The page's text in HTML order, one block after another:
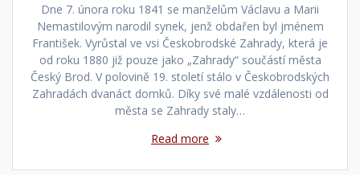
Dne 7. února roku 1841 se manželům Václavu a Marii
Nemastilovým narodil synek, jenž obdařen byl jménem
František. Vyrůstal ve vsi Českobrodské Zahrady, která je
od roku 1880 již pouze jako „Zahrady“ součástí města
Český Brod. V polovině 19. století stálo v Českobrodských
Zahradách dvanáct domků. Díky své malé vzdálenosti od
města se Zahrady staly…
Read more